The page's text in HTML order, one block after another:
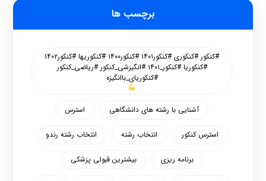
برچسب ها
#کنکور #کنکوری #کنکور۱۴۰۱ #کنکور۱۴۰۰ #کنکوریها #کنکور۱۴۰۲
#کنکوریا #کنکور_۱۴۰۱ #انگیزشی_کنکور #ریاضی_کنکور
#کنکوریای_باانگیزه
آشنایی با رشته های دانشگاهی استرس
استرس کنکور انتخاب رشته انتخاب رشته رندو
برنامه ریزی بیشترین قبولی پزشکی